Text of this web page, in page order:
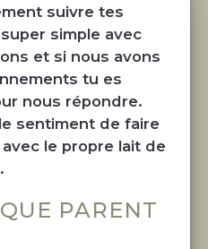
suivre tes
simple avec
et si nous avons
tu es
nous répondre.
sentiment de faire
le propre lait de
PARENT